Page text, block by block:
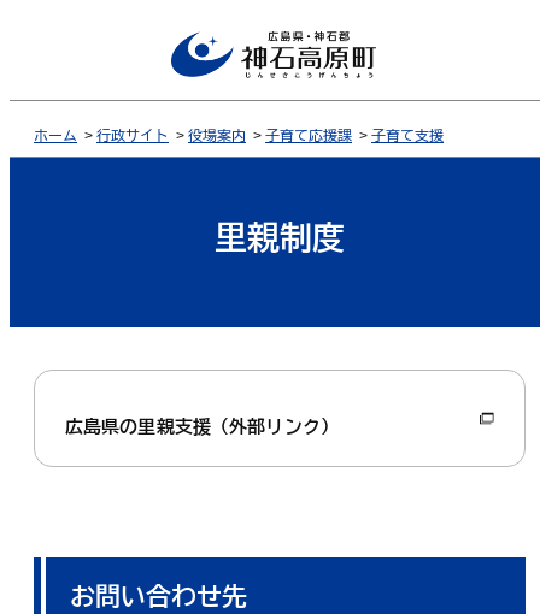
ホーム > 行政サイト > 役場案内 > 子育て応援課 > 子育て支援
里親制度
広島県の里親支援（外部リンク）
お問い合わせ先